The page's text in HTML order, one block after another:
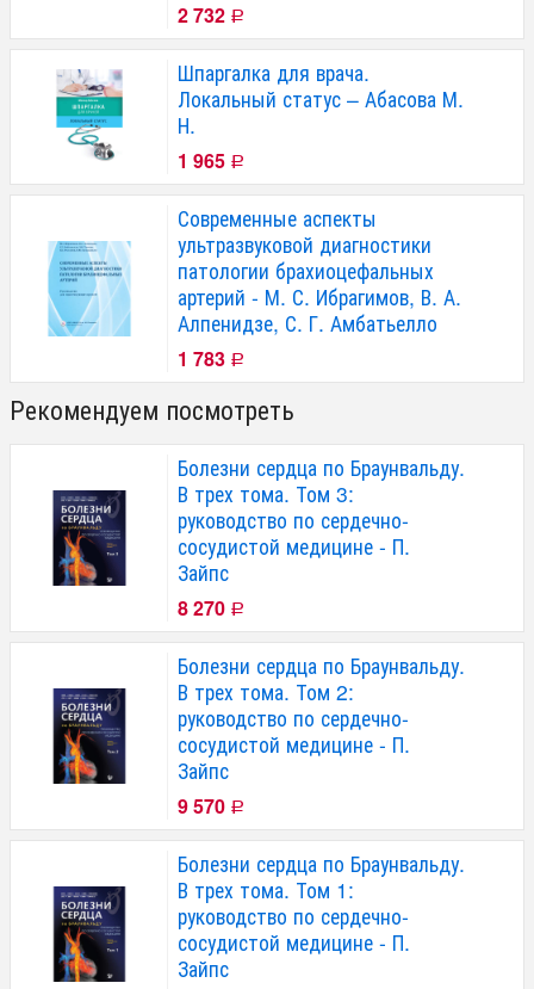
2 732 Р
Шпаргалка для врача.
Локальный статус – Абасова М.
Н.
1 965 Р
Современные аспекты
ультразвуковой диагностики
патологии брахиоцефальных
артерий - М. С. Ибрагимов, В. А.
Алпенидзе, С. Г. Амбатьелло
1 783 Р
Рекомендуем посмотреть
Болезни сердца по Браунвальду.
В трех тома. Том 3:
руководство по сердечно-
сосудистой медицине - П.
Зайпс
8 270 Р
Болезни сердца по Браунвальду.
В трех тома. Том 2:
руководство по сердечно-
сосудистой медицине - П.
Зайпс
9 570 Р
Болезни сердца по Браунвальду.
В трех тома. Том 1:
руководство по сердечно-
сосудистой медицине - П.
Зайпс